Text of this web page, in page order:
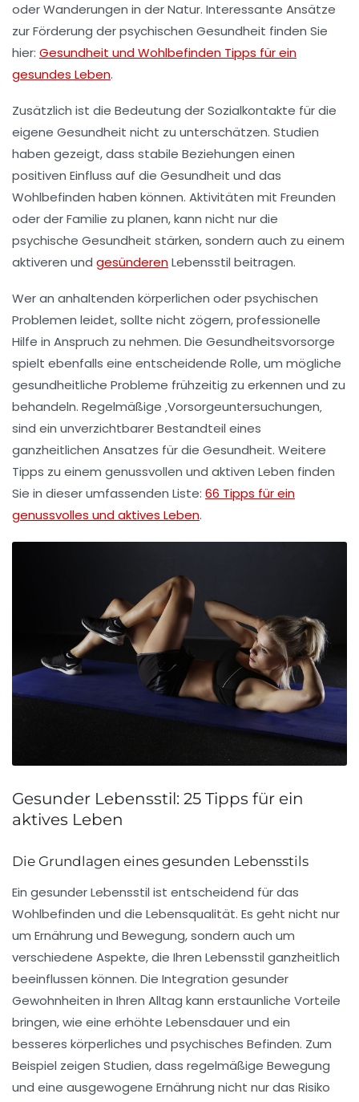
oderWanderungen in der Natur. Interessante Ansätze
zurFörderung der psychischen Gesundheit finden Sie
hier: Gesundheit und Wohlbefinden Tipps für ein
gesundes Leben.
Zusätzlich ist die Bedeutung derSozialkontakte für die
eigene Gesundheit nicht zu unterschätzen. Studien
haben gezeigt, dass stabile Beziehungen einen
positiven Einfluss auf die Gesundheit und das
Wohlbefinden haben können. Aktivitäten mit Freunden
oder der Familie zu planen, kann nicht nur die
psychische Gesundheit stärken, sondern auch zu einem
aktiveren und gesünderenLebensstil beitragen.
Wer an anhaltenden körperlichen oder psychischen
Problemen leidet, sollte nicht zögern, professionelle
Hilfe in Anspruch zu nehmen. Die Gesundheitsvorsorge
spielt ebenfalls eine entscheidende Rolle, um mögliche
gesundheitliche Probleme frühzeitig zu erkennen und zu
behandeln. Regelmäßige ‚Vorsorgeuntersuchungen‚
sind ein unverzichtbarer Bestandteil eines
ganzheitlichen Ansatzes für die Gesundheit. Weitere
Tipps zu einem genussvollen und aktiven Leben finden
Sie in dieser umfassenden Liste: 66 Tipps für ein
genussvolles und aktives Leben.
Gesunder Lebensstil: 25 Tipps für ein
aktives Leben
Die Grundlagen eines gesunden Lebensstils
Ein gesunder Lebensstil ist entscheidend für das
Wohlbefinden und die Lebensqualität. Es geht nicht nur
um Ernährung und Bewegung, sondern auch um
verschiedene Aspekte, die Ihren Lebensstil ganzheitlich
beeinflussen können. Die Integration gesunder
Gewohnheiten in Ihren Alltag kann erstaunliche Vorteile
bringen, wie eine erhöhte Lebensdauer und ein
besseres körperliches und psychisches Befinden. Zum
Beispiel zeigen Studien, dass regelmäßige Bewegung
und eine ausgewogene Ernährung nicht nur das Risiko